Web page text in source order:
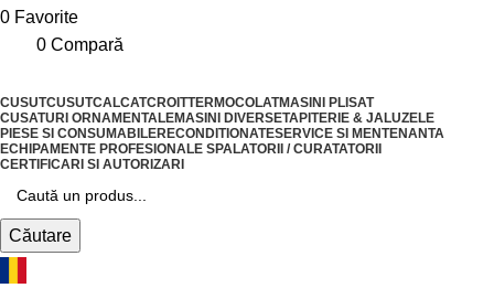
0 Favorite
0 Compară
CUSUTCUSUTCALCATCROITTERMOCOLATMASINI PLISAT
CUSATURI ORNAMENTALEMASINI DIVERSETAPITERIE & JALUZELE
PIESE SI CONSUMABILERECONDITIONATESERVICE SI MENTENANTA
ECHIPAMENTE PROFESIONALE SPALATORII / CURATATORII
CERTIFICARI SI AUTORIZARI
Căutare